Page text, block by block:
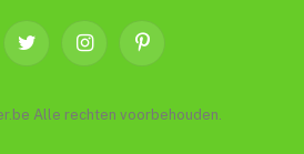
Twitter InstagramPinterest
Alle rechten voorbehouden.